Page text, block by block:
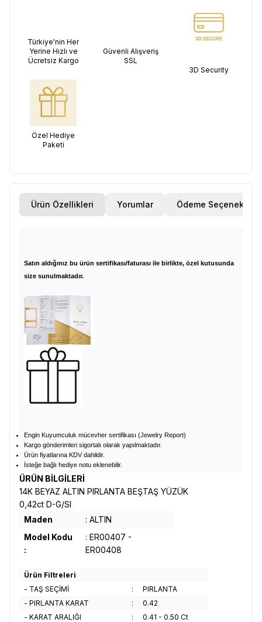
Türkiye'nin Her
Yerine Hızlı ve
Ücretsiz Kargo
Güvenli Alışveriş
SSL
3D Security
Özel Hediye
Paketi
Ürün Özellikleri Yorumlar Ödeme Seçenekleri
Satın aldığınız bu ürün sertifikası/faturası ile birlikte, özel kutusunda
size sunulmaktadır.
Engin Kuyumculuk mücevher sertifikası (Jewelry Report)
Kargo gönderimleri sigortalı olarak yapılmaktadır.
Ürün fiyatlarına KDV dahildir.
İsteğe bağlı hediye notu eklenebilir.
ÜRÜN BİLGİLERİ
14K BEYAZ ALTIN PIRLANTA BEŞTAŞ YÜZÜK
0,42ct D-G/SI
Maden
: ALTIN
Model Kodu
:
: ER00407 -
ER00408
Ürün Filtreleri
- TAŞ SEÇİMİ
:
PIRLANTA
- PIRLANTA KARAT
:
0.42
- KARAT ARALIĞI
:
0.41 - 0.50 Ct